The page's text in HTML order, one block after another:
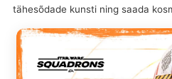
tähesõdade kunsti ning saada